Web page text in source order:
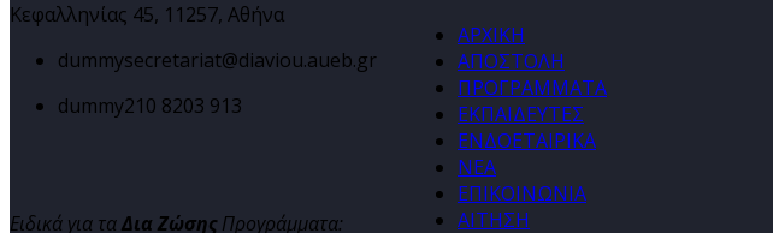
Κεφαλληνίας 45, 11257, Αθήνα
dummysecretariat@diaviou.aueb.gr
dummy210 8203 913
Ειδικά για ταΔια ΖώσηςΠρογράμματα:
ΑΡΧΙΚΗ
ΑΠΟΣΤΟΛΗ
ΠΡΟΓΡΑΜΜΑΤΑ
ΕΚΠΑΙΔΕΥΤΕΣ
ΕΝΔΟΕΤΑΙΡΙΚΑ
ΝΕΑ
ΕΠΙΚΟΙΝΩΝΙΑ
ΑΙΤΗΣΗ